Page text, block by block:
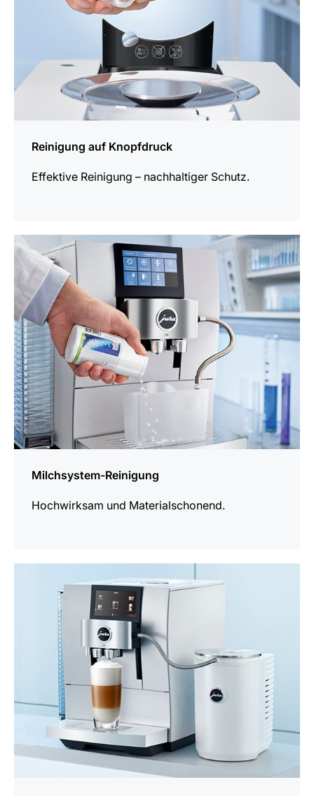
Reinigung auf Knopfdruck
Effektive Reinigung – nachhaltiger Schutz.
Milchsystem-Reinigung
Hochwirksam und Materialschonend.
mehr
erfahren